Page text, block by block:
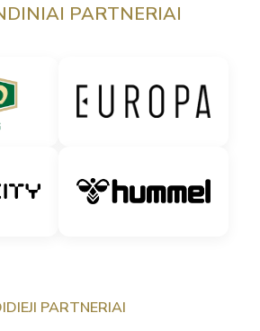
PARTNERIAI
PARTNERIAI